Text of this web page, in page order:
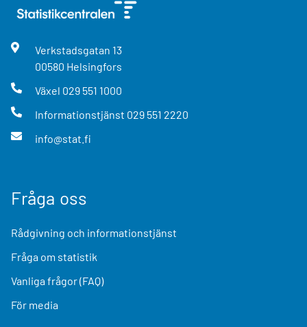
Verkstadsgatan 13
00580 Helsingfors
Växel 029 551 1000
Informationstjänst 029 551 2220
info@stat.fi
Fråga oss
Rådgivning och informationstjänst
Fråga om statistik
Vanliga frågor (FAQ)
För media